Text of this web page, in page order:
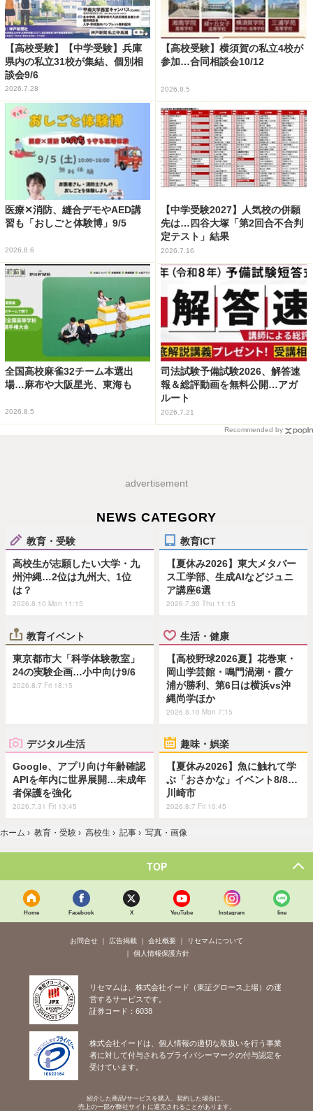
【高校受験】【中学受験】兵庫
県内の私立31校が集結、個別相
談会9/6
2026.7.28
【高校受験】横須賀の私立4校が
参加…合同相談会10/12
2026.8.5
医療✕消防、縫合デモやAED講
習も「おしごと体験博」9/5
2026.8.6
【中学受験2027】人気校の併願
先は…四谷大塚「第2回合不合判
定テスト」結果
2026.7.16
全国高校麻雀32チーム本選出
場…麻布や大阪星光、東海も
2026.8.5
司法試験予備試験2026、解答速
報＆総評動画を無料公開…アガ
ルート
2026.7.21
Recommended by
advertisement
NEWS CATEGORY
教育・受験
高校生が志願したい大学・九
州沖縄…2位は九州大、1位
は？
2026.8.10 Mon 11:15
教育ICT
【夏休み2026】東大メタバー
ス工学部、生成AIなどジュニ
ア講座6選
2026.7.30 Thu 11:15
教育イベント
東京都市大「科学体験教室」
24の実験企画…小中向け9/6
2026.8.7 Fri 18:15
生活・健康
【高校野球2026夏】花巻東・
岡山学芸館・鳴門渦潮・霞ケ
浦が勝利、第6日は横浜vs沖
縄尚学ほか
2026.8.10 Mon 7:15
デジタル生活
Google、アプリ向け年齢確認
APIを年内に世界展開…未成年
者保護を強化
2026.7.31 Fri 13:45
趣味・娯楽
【夏休み2026】魚に触れて学
ぶ「おさかな」イベント8/8…
川崎市
2026.8.7 Fri 10:45
ホーム › 教育・受験 › 高校生 › 記事 › 写真・画像
TOP
Home Facebook X YouTube Instagram line
お問合せ 広告掲載 会社概要
リセマムについて
個人情報保護方針
リセマムは、株式会社イード（東証グロース上場）の運
営するサービスです。
証券コード：6038
株式会社イードは、個人情報の適切な取扱いを行う事業
者に対して付与されるプライバシーマークの付与認定を
受けています。
紹介した商品/サービスを購入、契約した場合に、
売上の一部が弊社サイトに還元されることがあります。